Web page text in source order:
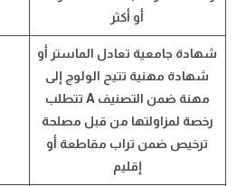
أو أكثر
شهادة جامعية تعادل الماستر أو
شهادة مهنية تتيح الولوج إلى
مهنة ضمن التصنيف A تتطلب
رخصة لمزاولتها من قبل مصلحة
ترخيص ضمن تراب مقاطعة أو
إقليم